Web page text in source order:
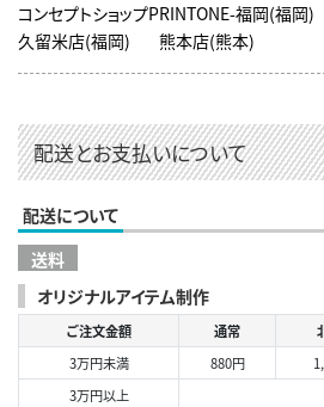
コンセプトショップPRINTONE-福岡(福岡)
久留米店(福岡)
熊本店(熊本)
配送とお支払いについて
配送について
送料
オリジナルアイテム制作
ご注文金額 通常
3万円未満
880円
3万円以上